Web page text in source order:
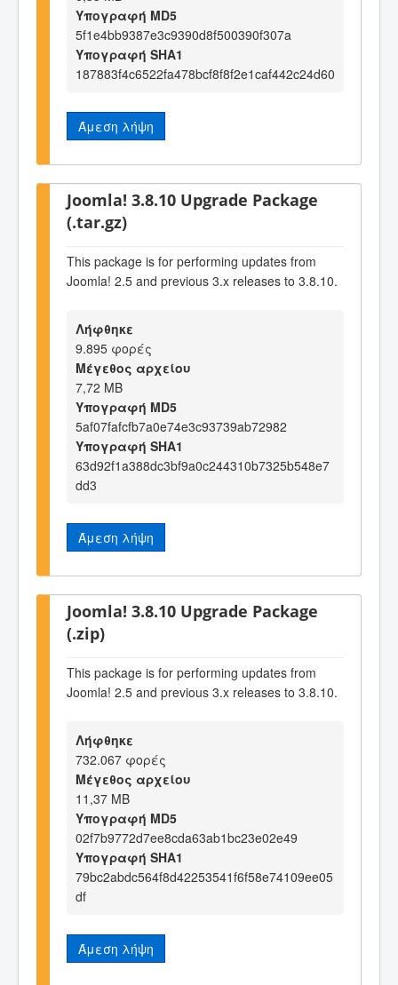
Υπογραφή MD5
5f1e4bb9387e3c9390d8f500390f307a
Υπογραφή SHA1
187883f4c6522fa478bcf8f8f2e1caf442c24d60
Άμεση λήψη
Joomla! 3.8.10 Upgrade Package
(.tar.gz)
This package is for performing updates from
Joomla! 2.5 and previous 3.x releases to 3.8.10.
Λήφθηκε
9.895 φορές
Μέγεθος αρχείου
7,72 MB
Υπογραφή MD5
5af07fafcfb7a0e74e3c93739ab72982
Υπογραφή SHA1
63d92f1a388dc3bf9a0c244310b7325b548e7
dd3
Άμεση λήψη
Joomla! 3.8.10 Upgrade Package
(.zip)
This package is for performing updates from
Joomla! 2.5 and previous 3.x releases to 3.8.10.
Λήφθηκε
732.067 φορές
Μέγεθος αρχείου
11,37 MB
Υπογραφή MD5
02f7b9772d7ee8cda63ab1bc23e02e49
Υπογραφή SHA1
79bc2abdc564f8d42253541f6f58e74109ee05
df
Άμεση λήψη